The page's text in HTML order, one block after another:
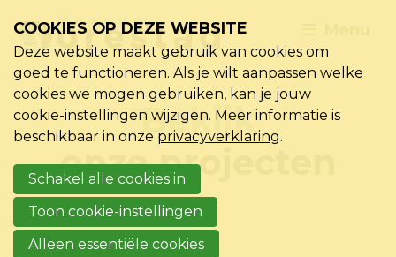
Bekijk
onze projecten
COOKIES OP DEZE WEBSITE
Deze website maakt gebruik van cookies om
goed te functioneren. Als je wilt aanpassen welke
cookies we mogen gebruiken, kan je jouw
cookie-instellingen wijzigen. Meer informatie is
beschikbaar in onze privacyverklaring.
Schakel alle cookies in
Toon cookie-instellingen
Alleen essentiële cookies